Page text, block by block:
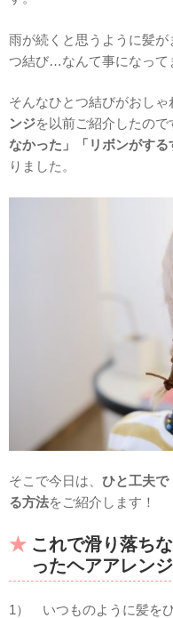
雨が続くと思うように髪
つ結び…なんて事になって
そんなひとつ結びがおしゃ
ンジを以前ご紹介したので
なかった」「リボンがする
りました。
そこで今日は、 ひと工夫で
る方法をご紹介します！
これで滑り落ち
ったヘアアレン
1） いつものように髪を